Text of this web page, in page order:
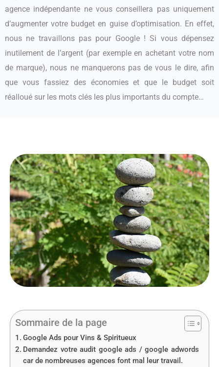
agence indépendante ne vous conseillera pas uniquement
d’augmenter votre budget en guise d’optimisation. En effet,
nous ne travaillons pas pour Google ! Si vous dépensez
inutilement de l’argent (par exemple en achetant votre nom
de marque), nous ne manquerons pas de vous le dire, afin
que vous fassiez des économies et que le budget soit
réalloué sur les mots clés les plus importants du compte…
Sommaire de la page
Google Ads pour Vins & Spiritueux
Demandez votre audit google ads / google adwords
car de nombreuses agences font mal leur travail.